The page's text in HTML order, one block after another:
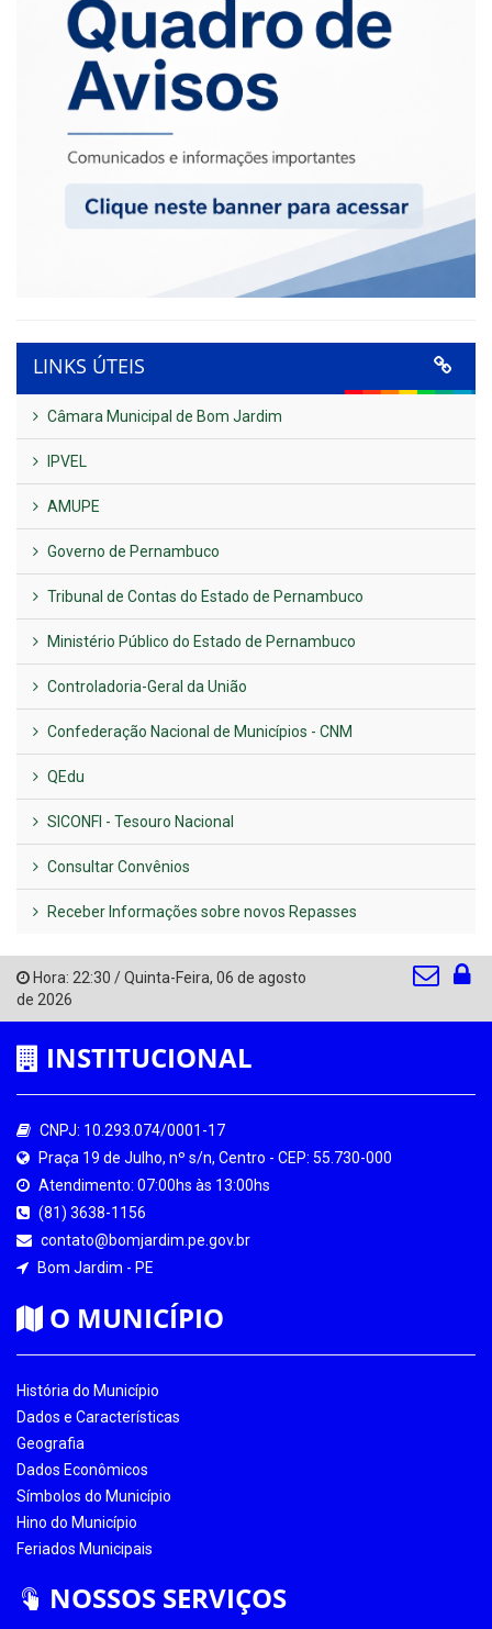
LINKS ÚTEIS
Câmara Municipal de Bom Jardim
IPVEL
AMUPE
Governo de Pernambuco
Tribunal de Contas do Estado de Pernambuco
Ministério Público do Estado de Pernambuco
Controladoria-Geral da União
Confederação Nacional de Municípios - CNM
QEdu
SICONFI - Tesouro Nacional
Consultar Convênios
Receber Informações sobre novos Repasses
Hora: 22:30 /Quinta-Feira, 06 de agosto
de 2026
INSTITUCIONAL
CNPJ: 10.293.074/0001-17
Praça 19 de Julho, nº s/n, Centro - CEP: 55.730-000
Atendimento: 07:00hs às 13:00hs
(81) 3638-1156
contato@bomjardim.pe.gov.br
Bom Jardim - PE
O MUNICÍPIO
História do Município
Dados e Características
Geografia
Dados Econômicos
Símbolos do Município
Hino do Município
Feriados Municipais
NOSSOS SERVIÇOS